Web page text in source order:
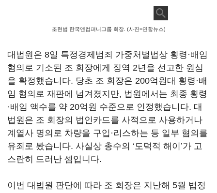
조현범 한국앤컴퍼니그룹 회장. (사진=연합뉴스)
대법원은 8일 특정경제범죄 가중처벌법상 횡령·배임
혐의로 기소된 조 회장에게 징역 2년을 선고한 원심
을 확정했습니다. 당초 조 회장은 200억원대 횡령·배
임 혐의로 재판에 넘겨졌지만, 법원에서는 최종 횡령
·배임 액수를 약 20억원 수준으로 인정했습니다. 대
법원은 조 회장의 법인카드를 사적으로 사용하거나
계열사 명의로 차량을 구입·리스하는 등 일부 혐의를
유죄로 봤습니다. 사실상 총수의 ‘도덕적 해이 ’가 고
스란히 드러난 셈입니다.
이번 대법원 판단에 따라 조 회장은 지난해 5월 법정